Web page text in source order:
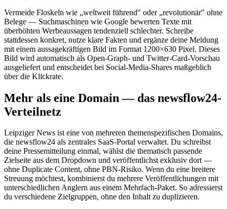
Vermeide Floskeln wie „weltweit führend" oder „revolutionär" ohne
Belege — Suchmaschinen wie Google bewerten Texte mit
überhöhten Werbeaussagen tendenziell schlechter. Schreibe
stattdessen konkret, nutze klare Fakten und ergänze deine Meldung
mit einem aussagekräftigen Bild im Format 1200×630 Pixel. Dieses
Bild wird automatisch als Open-Graph- und Twitter-Card-Vorschau
ausgeliefert und entscheidet bei Social-Media-Shares maßgeblich
über die Klickrate.
Mehr als eine Domain — das newsflow24-
Verteilnetz
Leipziger News ist eine von mehreren themenspezifischen Domains,
die newsflow24 als zentrales SaaS-Portal verwaltet. Du schreibst
deine Pressemitteilung einmal, wählst die thematisch passende
Zielseite aus dem Dropdown und veröffentlichst exklusiv dort —
ohne Duplicate Content, ohne PBN-Risiko. Wenn du eine breitere
Streuung möchtest, kombinierst du mehrere Veröffentlichungen mit
unterschiedlichen Anglern aus einem Mehrfach-Paket. So adressierst
du verschiedene Zielgruppen, ohne den Inhalt zu duplizieren.